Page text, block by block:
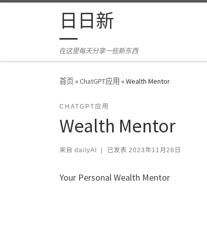
Skip to content日日新
在这里每天分享一些新东西
首页»ChatGPT应用 »Wealth Mentor
CHATGPT应用
Wealth Mentor
来自 dailyAI 已发表 2023年11月28日
Your Personal Wealth Mentor